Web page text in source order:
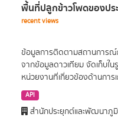
พื้นที่ปลูกข้าวโพดของปร
recent views
ข้อมูลการติดตามสถานการณ์
จากข้อมูลดาวเทียม จัดเก็บใน
หน่วยงานที่เกี่ยวข้องด้านการ
API
สำนักประยุกต์และพัฒนาภู